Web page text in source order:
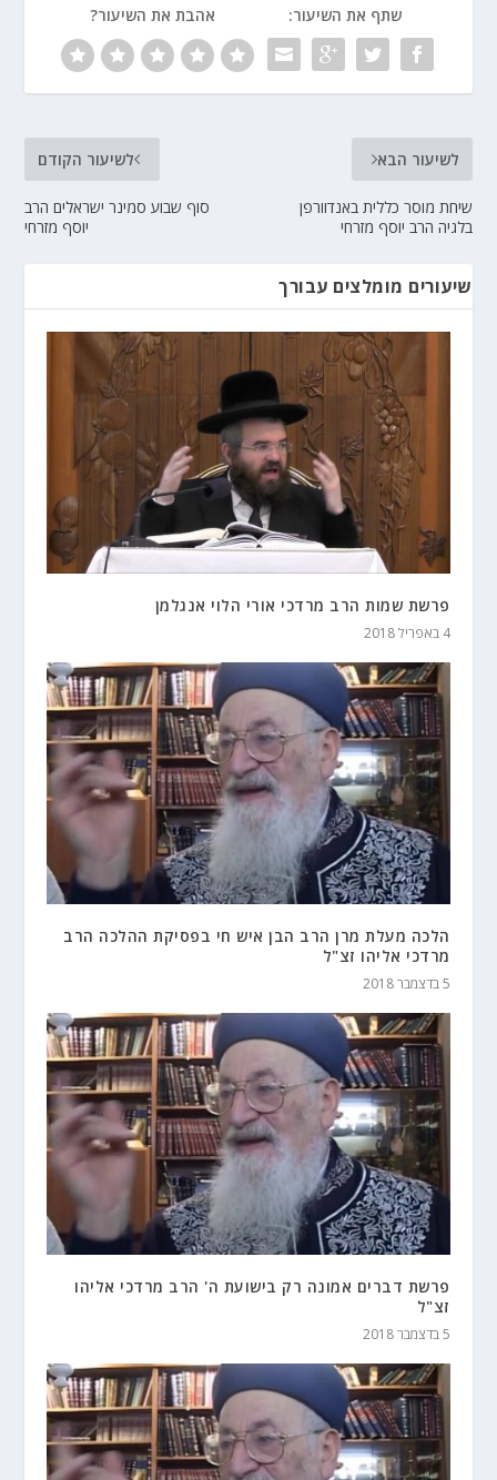
שתף את השיעור: אהבת את השיעור?
לשיעור הקודם
סוף שבוע סמינר ישראלים הרב
יוסף מזרחי
לשיעור הבא
שיחת מוסר כללית באנדוורפן
בלגיה הרב יוסף מזרחי
שיעורים מומלצים עבורך
פרשת שמות הרב מרדכי אורי הלוי אנגלמן
4 באפריל 2018
הלכה מעלת מרן הרב הבן איש חי בפסיקת ההלכה הרב
מרדכי אליהו זצ"ל
5 בדצמבר 2018
פרשת דברים אמונה רק בישועת ה' הרב מרדכי אליהו
זצ"ל
5 בדצמבר 2018